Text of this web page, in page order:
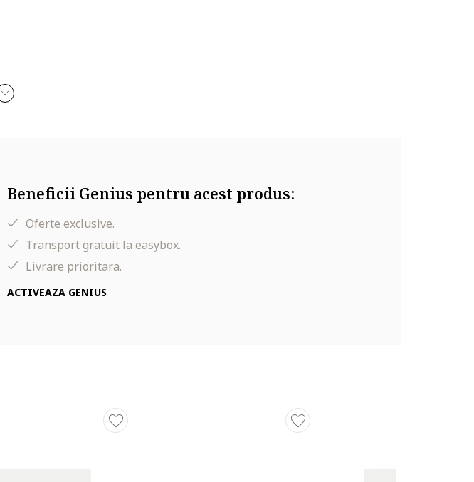
Beneficii Genius pentru acest produs:
Oferte exclusive.
Transport gratuit la easybox.
Livrare prioritara.
ACTIVEAZA GENIUS